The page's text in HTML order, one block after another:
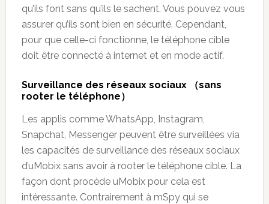
qu’ils font sans qu’ils le sachent. Vous pouvez vous
assurer qu’ils sont bien en sécurité. Cependant,
pour que celle-ci fonctionne, le téléphone cible
doit être connecté à internet et en mode actif.
Surveillance des réseaux sociaux
（sans
rooter le téléphone）
Les applis comme WhatsApp, Instagram,
Snapchat, Messenger peuvent être surveillées via
les capacités de surveillance des réseaux sociaux
d’uMobix sans avoir à rooter le téléphone cible. La
façon dont procède uMobix pour cela est
intéressante. Contrairement à mSpy qui se